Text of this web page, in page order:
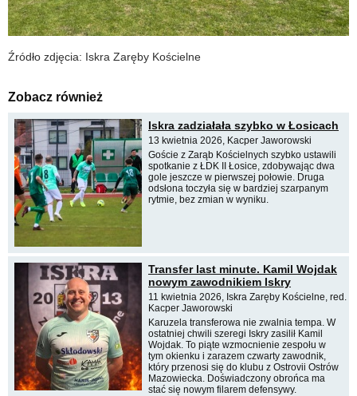
Źródło zdjęcia: Iskra Zaręby Kościelne
Zobacz również
Iskra zadziałała szybko w Łosicach
13 kwietnia 2026, Kacper Jaworowski
Goście z Zarąb Kościelnych szybko ustawili
spotkanie z ŁDK II Łosice, zdobywając dwa
gole jeszcze w pierwszej połowie. Druga
odsłona toczyła się w bardziej szarpanym
rytmie, bez zmian w wyniku.
Transfer last minute. Kamil Wojdak
nowym zawodnikiem Iskry
11 kwietnia 2026, Iskra Zaręby Kościelne, red.
Kacper Jaworowski
Karuzela transferowa nie zwalnia tempa. W
ostatniej chwili szeregi Iskry zasilił Kamil
Wojdak. To piąte wzmocnienie zespołu w
tym okienku i zarazem czwarty zawodnik,
który przenosi się do klubu z Ostrovii Ostrów
Mazowiecka. Doświadczony obrońca ma
stać się nowym filarem defensywy.